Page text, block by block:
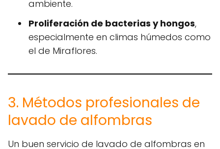
ambiente.
Proliferación de bacterias y hongos,
especialmente en climas húmedos como
el de Miraflores.
3. Métodos profesionales de
lavado de alfombras
Un buen servicio de lavado de alfombras en